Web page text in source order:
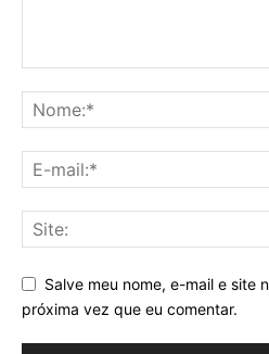
Salve meu nome, e-mail e site
próxima vez que eu comentar.